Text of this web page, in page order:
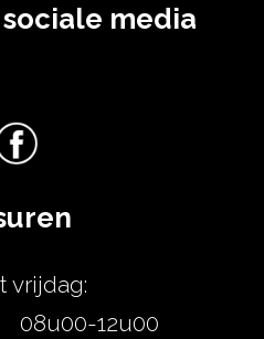
media
vrijdag:
08u00-12u00